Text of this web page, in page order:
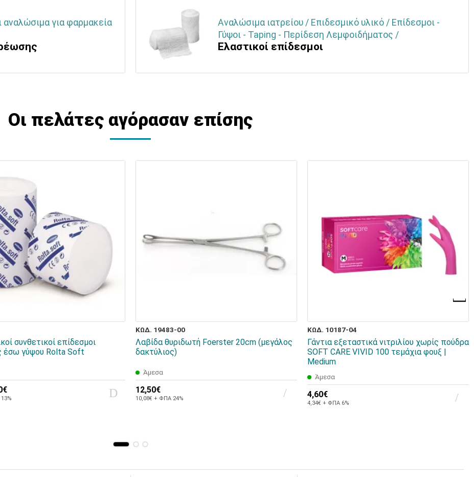
για φαρμακεία
Αναλώσιμα ιατρείου / Επιδεσμικό υλικό / Επίδεσμοι -
Γύψοι - Taping - Περίδεση Λεμφοιδήματος /
Ελαστικοί επίδεσμοι
Οι πελάτες αγόρασαν επίσης
συνθετικοί επίδεσμοι
έσω γύψου Rolta Soft
ΚΩΔ. 19483-00
Λαβίδα θυριδωτή Foerster 20cm (μεγάλος
δακτύλιος)
Άμεσα
12,50€
10,08€ + ΦΠΑ 24%
ΚΩΔ. 10187-04
Γάντια εξεταστικά νιτριλίου χωρίς πούδρα
SOFT CARE VIVID 100 τεμάχια φουξ |
Medium
Άμεσα
4,60€
4,34€ + ΦΠΑ 6%